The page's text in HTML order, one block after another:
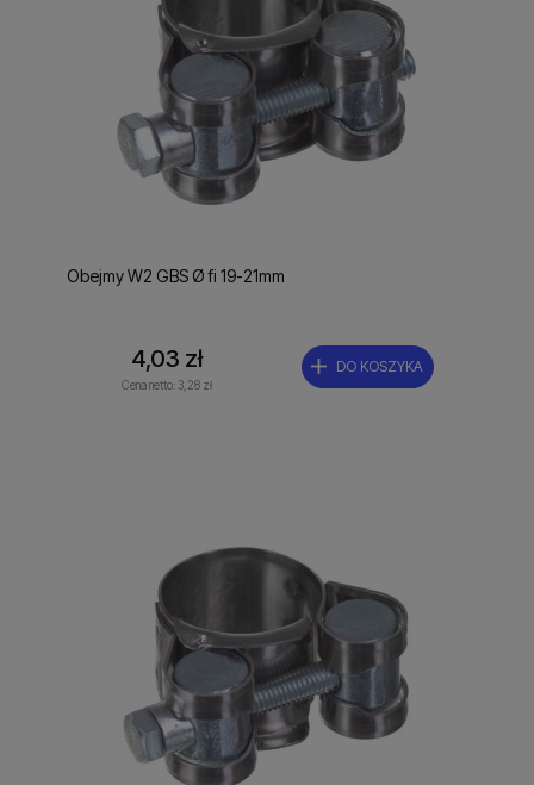
Obejmy W2 GBS Ø fi 19-21mm
4,03 zł
Cena netto:3,28 zł
DO KOSZYKA